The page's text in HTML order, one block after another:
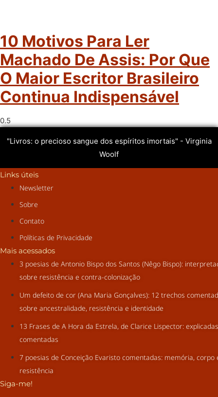
10 Motivos Para Ler
Machado De Assis: Por Que
O Maior Escritor Brasileiro
Continua Indispensável
"Livros: o precioso sangue dos espíritos imortais" - Virginia
Woolf
Links úteis
Newsletter
Sobre
Contato
Políticas de Privacidade
Mais acessados
3 poesias de Antonio Bispo dos Santos (Nêgo Bispo):
sobre resistência e contra-colonização
Um defeito de cor (Ana Maria Gonçalves): 12 trechos
sobre ancestralidade, resistência e identidade
13 Frases de A Hora da Estrela, de Clarice Lispector:
comentadas
7 poesias de Conceição Evaristo comentadas: memória, corpo
resistência
Siga-me!